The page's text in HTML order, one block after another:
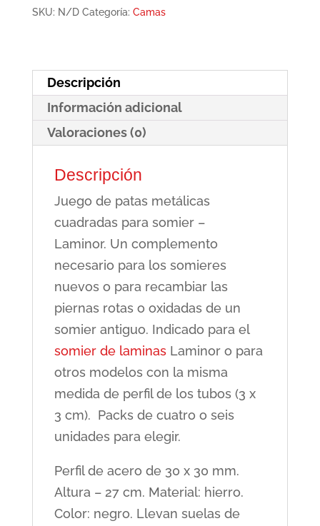
Laminor
cantidad
SKU: N/D Categoría: Camas
Descripción
Información adicional
Valoraciones (0)
Descripción
Juego de patas metálicas
cuadradas para somier –
Laminor. Un complemento
necesario para los somieres
nuevos o para recambiar las
piernas rotas o oxidadas de un
somier antiguo. Indicado para el
somier de laminasLaminor o para
otros modelos con la misma
medida de perfil de los tubos (3 x
3 cm). Packs de cuatro o seis
unidades para elegir.
Perfil de acero de 30 x 30 mm.
Altura – 27 cm. Material: hierro.
Color: negro. Llevan suelas de